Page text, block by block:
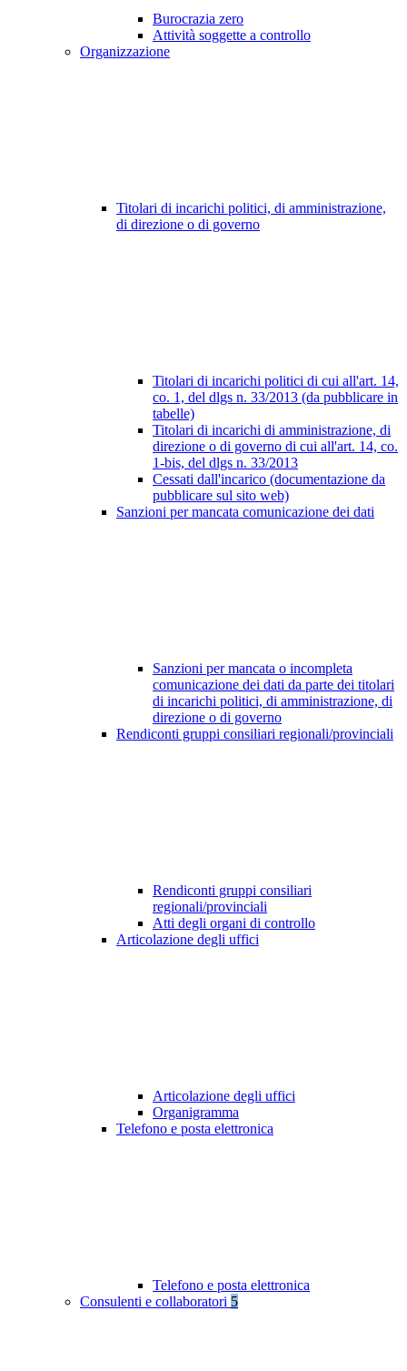
Burocrazia zero
Attività soggette a controllo
Organizzazione
Titolari di incarichi politici, di amministrazione,
di direzione o di governo
Titolari di incarichi politici di cui all'art. 14,
co. 1, del dlgs n. 33/2013 (da pubblicare in
tabelle)
Titolari di incarichi di amministrazione, di
direzione o di governo di cui all'art. 14, co.
1-bis, del dlgs n. 33/2013
Cessati dall'incarico (documentazione da
pubblicare sul sito web)
Sanzioni per mancata comunicazione dei dati
Sanzioni per mancata o incompleta
comunicazione dei dati da parte dei titolari
di incarichi politici, di amministrazione, di
direzione o di governo
Rendiconti gruppi consiliari regionali/provinciali
Rendiconti gruppi consiliari
regionali/provinciali
Atti degli organi di controllo
Articolazione degli uffici
Articolazione degli uffici
Organigramma
Telefono e posta elettronica
Telefono e posta elettronica
Consulenti e collaboratori 5